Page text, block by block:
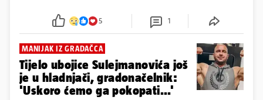
5 1
MANIJAK IZ GRADAČCA
Tijelo ubojice Sulejmanovića još
je u hladnjači, gradonačelnik:
'Uskoro ćemo ga pokopati...'